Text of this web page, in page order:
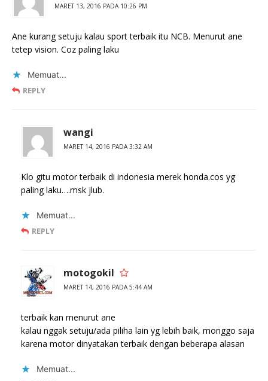
MARET 13, 2016 PADA 10:26 PM
Ane kurang setuju kalau sport terbaik itu NCB. Menurut ane
tetep vision. Coz paling laku
Memuat...
REPLY
wangi
MARET 14, 2016 PADA 3:32 AM
Klo gitu motor terbaik di indonesia merek honda.cos yg
paling laku….msk jlub.
Memuat...
REPLY
motogokil
MARET 14, 2016 PADA 5:44 AM
terbaik kan menurut ane
kalau nggak setuju/ada piliha lain yg lebih baik, monggo saja
karena motor dinyatakan terbaik dengan beberapa alasan
Memuat...